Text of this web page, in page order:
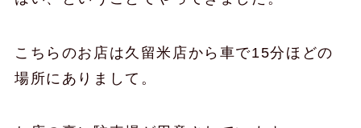
こちらのお店は久留米店から車で15分ほどの
場所にありまして。